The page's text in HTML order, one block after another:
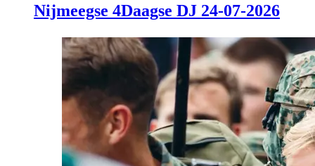
Nijmeegse 4Daagse DJ 24-07-2026